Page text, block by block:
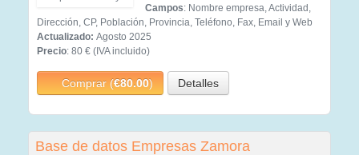
Campos: Nombre empresa, Actividad,
Dirección, CP, Población, Provincia, Teléfono, Fax, Email y Web
Actualizado: Agosto 2025
Precio: 80 € (IVA incluido)
Comprar (€80.00) Detalles
Base de datos Empresas Zamora